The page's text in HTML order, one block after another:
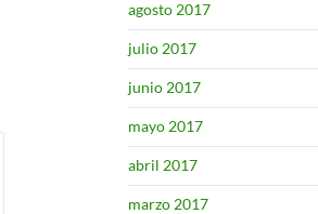
agosto 2017
julio 2017
junio 2017
mayo 2017
abril 2017
marzo 2017